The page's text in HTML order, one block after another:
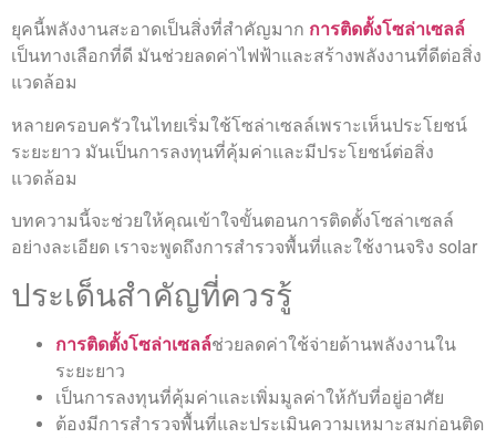
ยุคนี้พลังงานสะอาดเป็นสิ่งที่สำคัญมาก การติดตั้งโซล่าเซลล์
เป็นทางเลือกที่ดี มันช่วยลดค่าไฟฟ้าและสร้างพลังงานที่ดีต่อสิ่ง
แวดล้อม
หลายครอบครัวในไทยเริ่มใช้โซล่าเซลล์เพราะเห็นประโยชน์
ระยะยาว มันเป็นการลงทุนที่คุ้มค่าและมีประโยชน์ต่อสิ่ง
แวดล้อม
บทความนี้จะช่วยให้คุณเข้าใจขั้นตอนการติดตั้งโซล่าเซลล์
อย่างละเอียด เราจะพูดถึงการสำรวจพื้นที่และใช้งานจริง solar
ประเด็นสำคัญที่ควรรู้
การติดตั้งโซล่าเซลล์ช่วยลดค่าใช้จ่ายด้านพลังงานใน
ระยะยาว
เป็นการลงทุนที่คุ้มค่าและเพิ่มมูลค่าให้กับที่อยู่อาศัย
ต้องมีการสำรวจพื้นที่และประเมินความเหมาะสมก่อนติด